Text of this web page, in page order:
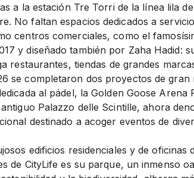
a la estación Tre Torri de la línea lila
No faltan espacios dedicados a
centros comerciales, como el
y diseñado también por Zaha Hadid:
restaurantes, tiendas de grandes
se completaron dos proyectos de
al pádel, la Golden Goose
Palazzo delle Scintille, ahora
destinado a acoger eventos de
edificios residenciales y de
de CityLife es su parque, un inmenso